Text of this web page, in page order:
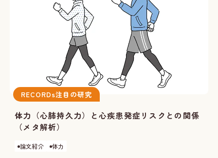
RECORDs注目の研究
体力（心肺持久力）と心疾患発症リスクとの関係
（メタ解析）
論文紹介 体力